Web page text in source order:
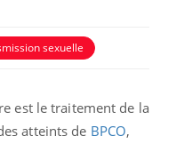
sexuelle
est le traitement de la
atteints de BPCO,